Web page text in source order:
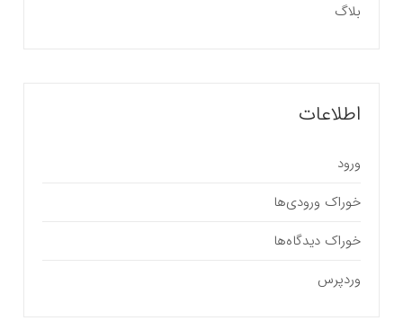
بلاگ
اطلاعات
ورود
خوراک ورودی‌ها
خوراک دیدگاه‌ها
وردپرس